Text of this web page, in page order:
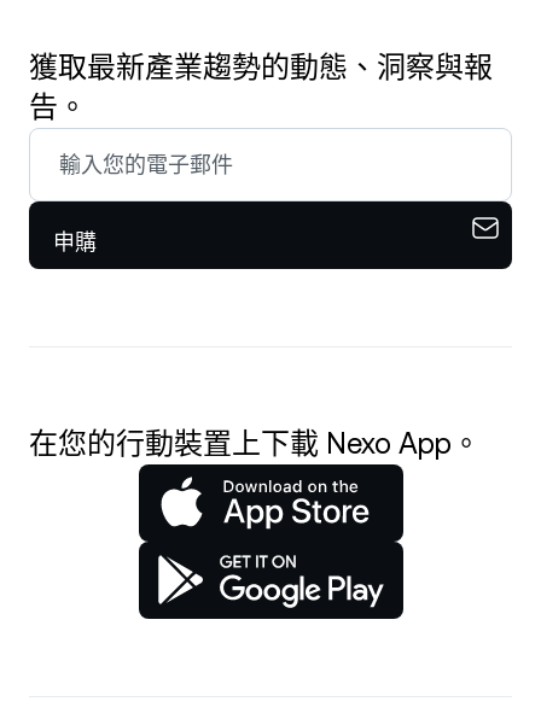
獲取最新產業趨勢的動態、洞察與報
告。
申購
在您的行動裝置上下載 Nexo App。